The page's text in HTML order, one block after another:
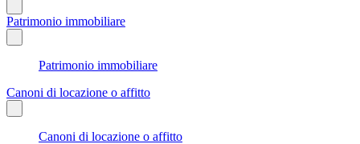
Patrimonio immobiliare
Patrimonio immobiliare
Canoni di locazione o affitto
Canoni di locazione o affitto